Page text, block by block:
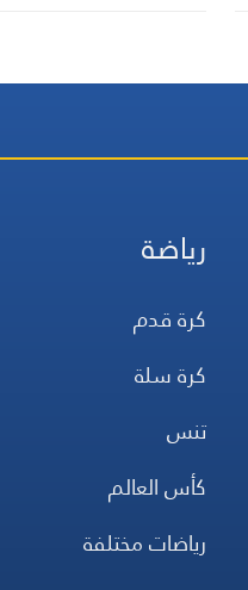
رياضة
كرة قدم
كرة سلة
تنس
كأس العالم
رياضات مختلفة